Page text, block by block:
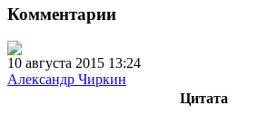
Комментарии
10 августа 2015 13:24
Александр Чиркин
Цитата